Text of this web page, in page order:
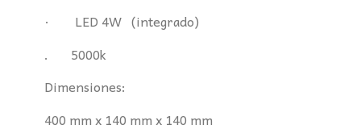
· LED 4W (integrado)
. 5000k
Dimensiones:
400 mm x 140 mm x 140 mm